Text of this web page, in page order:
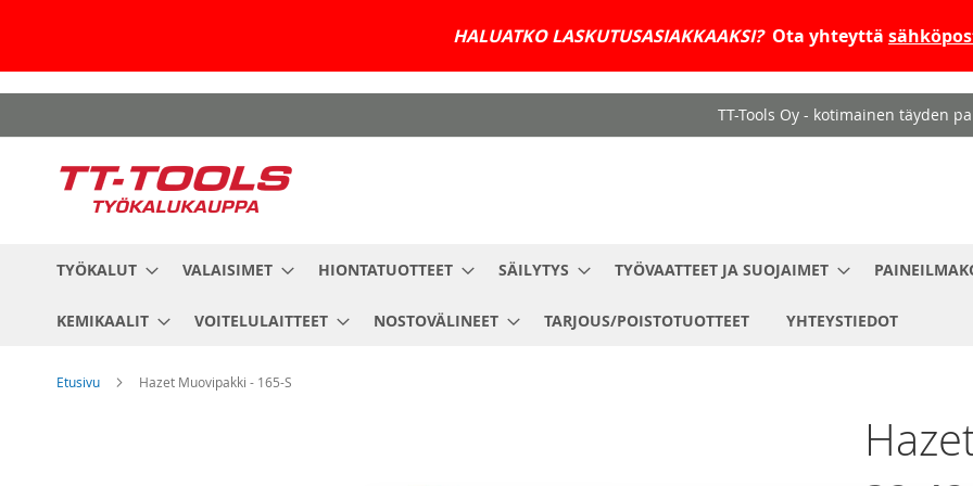
HALUATKO LASKUTUSASIAKKAAKSI?Ota yhteyttä
to
TT-Tools Oy - kotimainen täyden
TYÖKALUT VALAISIMET HIONTATUOTTEET SÄILYTYS TYÖVAATTEET JA SUOJAIMET
KEMIKAALIT VOITELULAITTEET NOSTOVÄLINEET TARJOUS/POISTOTUOTTEET YHTEYSTIEDOT
Etusivu Hazet Muovipakki - 165-S